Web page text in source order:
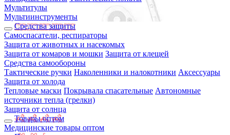
Мультитулы
Мультиинструменты
Средства защиты
Самоспасатели, респираторы
Защита от животных и насекомых
Защита от комаров и мошки Защита от клещей
Средства самообороны
Тактические ручки Наколенники и налокотники Аксессуары
Защита от холода
Тепловые маски Покрывала спасательные Автономные
источники тепла (грелки)
Защита от солнца
Товары оптом
Медицинские товары оптом